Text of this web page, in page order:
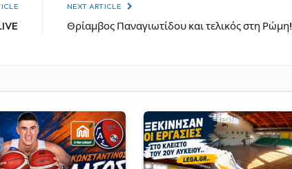
NEXT ARTICLE
Θρίαμβος Παναγιωτίδου και τελικός στη Ρώμη!